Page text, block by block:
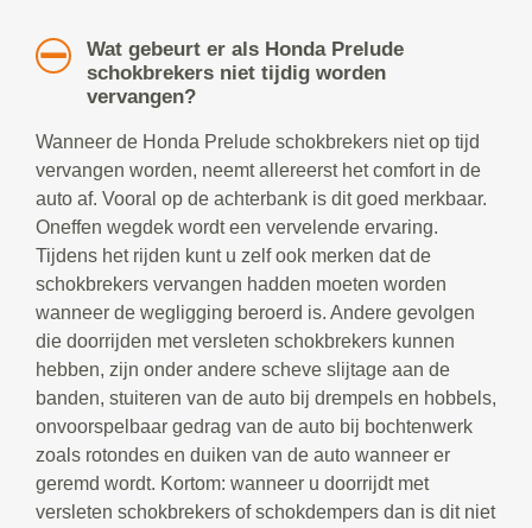
Wat gebeurt er als Honda Prelude
schokbrekers niet tijdig worden
vervangen?
Wanneer de Honda Prelude schokbrekers niet op tijd
vervangen worden, neemt allereerst het comfort in de
auto af. Vooral op de achterbank is dit goed merkbaar.
Oneffen wegdek wordt een vervelende ervaring.
Tijdens het rijden kunt u zelf ook merken dat de
schokbrekers vervangen hadden moeten worden
wanneer de wegligging beroerd is. Andere gevolgen
die doorrijden met versleten schokbrekers kunnen
hebben, zijn onder andere scheve slijtage aan de
banden, stuiteren van de auto bij drempels en hobbels,
onvoorspelbaar gedrag van de auto bij bochtenwerk
zoals rotondes en duiken van de auto wanneer er
geremd wordt. Kortom: wanneer u doorrijdt met
versleten schokbrekers of schokdempers dan is dit niet